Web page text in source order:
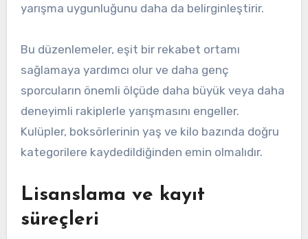
yarışma uygunluğunu daha da belirginleştirir.
Bu düzenlemeler, eşit bir rekabet ortamı
sağlamaya yardımcı olur ve daha genç
sporcuların önemli ölçüde daha büyük veya daha
deneyimli rakiplerle yarışmasını engeller.
Kulüpler, boksörlerinin yaş ve kilo bazında doğru
kategorilere kaydedildiğinden emin olmalıdır.
Lisanslama ve kayıt
süreçleri